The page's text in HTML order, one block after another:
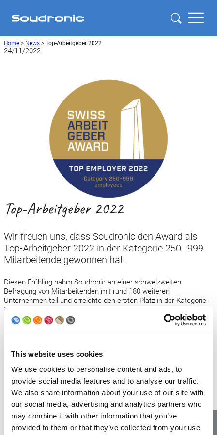
This website uses cookies
We use cookies to personalise content and ads, to
provide social media features and to analyse our traffic.
We also share information about your use of our site with
our social media, advertising and analytics partners who
may combine it with other information that you’ve
provided to them or that they’ve collected from your use
Home > News > Top-Arbeitgeber 2022
24/11/2022
Top-Arbeitgeber 2022
Wir freuen uns, dass Soudronic den Award als
Top-Arbeitgeber 2022 in der Kategorie 250–999
Mitarbeitende gewonnen hat.
Diesen Frühling nahm Soudronic an einer schweizweiten
Befragung von Mitarbeitenden mit rund 180 weiteren
Unternehmen teil und erreichte den ersten Platz in der Kategorie
250–999 Mitarbeitende.
Zertifikat öffnen: «Swiss Arbeitgeber Award»
Zurück zu News